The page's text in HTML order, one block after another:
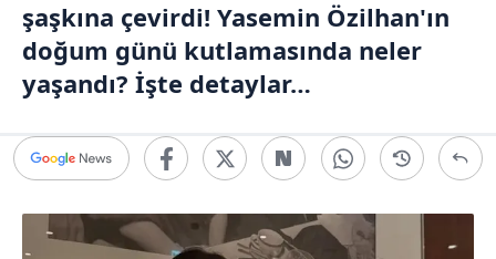
şaşkına çevirdi! Yasemin Özilhan'ın
doğum günü kutlamasında neler
yaşandı? İşte detaylar…